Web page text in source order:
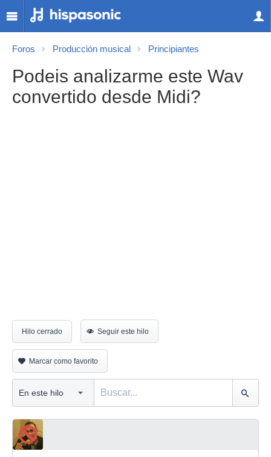
Foros Producción musical Principiantes
Podeis analizarme este Wav
convertido desde Midi?
Hilo cerrado Seguir este hilo
Marcar como favorito